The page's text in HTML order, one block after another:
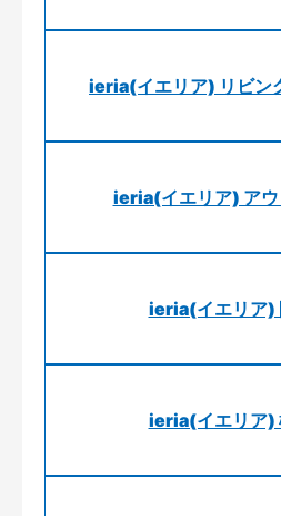
ieria(イエリア) リビン
ieria(イエリア) ア
ieria(イエリア)
ieria(イエリア)